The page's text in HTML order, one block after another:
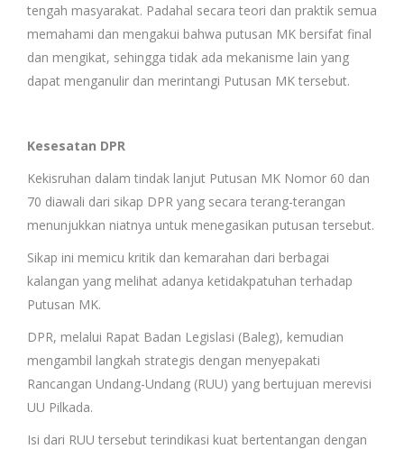
tengah masyarakat. Padahal secara teori dan praktik semua
memahami dan mengakui bahwa putusan MK bersifat final
dan mengikat, sehingga tidak ada mekanisme lain yang
dapat menganulir dan merintangi Putusan MK tersebut.
Kesesatan DPR
Kekisruhan dalam tindak lanjut Putusan MK Nomor 60 dan
70 diawali dari sikap DPR yang secara terang-terangan
menunjukkan niatnya untuk menegasikan putusan tersebut.
Sikap ini memicu kritik dan kemarahan dari berbagai
kalangan yang melihat adanya ketidakpatuhan terhadap
Putusan MK.
DPR, melalui Rapat Badan Legislasi (Baleg), kemudian
mengambil langkah strategis dengan menyepakati
Rancangan Undang-Undang (RUU) yang bertujuan merevisi
UU Pilkada.
Isi dari RUU tersebut terindikasi kuat bertentangan dengan